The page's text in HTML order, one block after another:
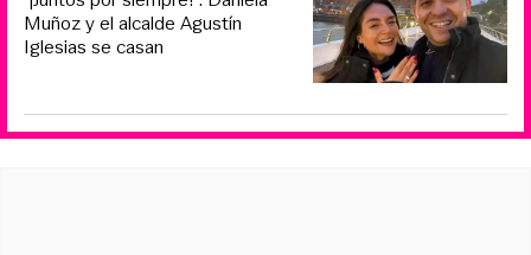
Muñoz y el alcalde Agustín
Iglesias se casan